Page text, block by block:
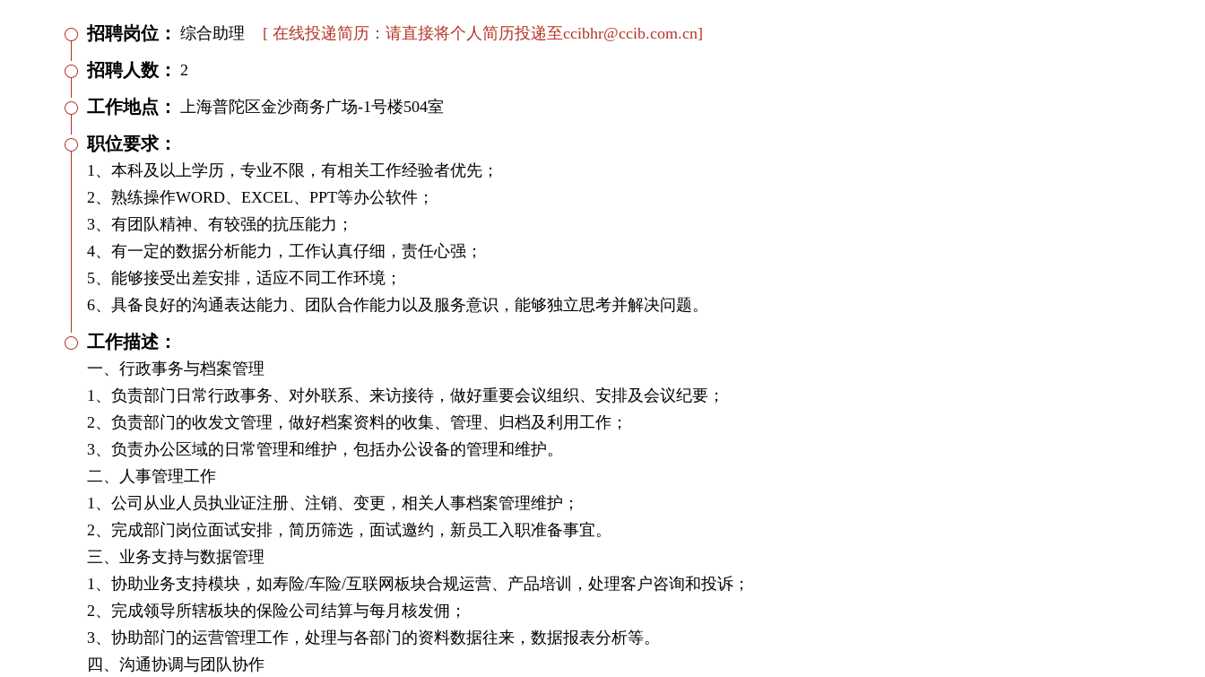
招聘岗位： 综合助理 [ 在线投递简历：请直接将个人简历投递至ccibhr@ccib.com.cn]
招聘人数： 2
工作地点： 上海普陀区金沙商务广场-1号楼504室
职位要求：
1、本科及以上学历，专业不限，有相关工作经验者优先；
2、熟练操作WORD、EXCEL、PPT等办公软件；
3、有团队精神、有较强的抗压能力；
4、有一定的数据分析能力，工作认真仔细，责任心强；
5、能够接受出差安排，适应不同工作环境；
6、具备良好的沟通表达能力、团队合作能力以及服务意识，能够独立思考并解决问题。
工作描述：
一、行政事务与档案管理
1、负责部门日常行政事务、对外联系、来访接待，做好重要会议组织、安排及会议纪要；
2、负责部门的收发文管理，做好档案资料的收集、管理、归档及利用工作；
3、负责办公区域的日常管理和维护，包括办公设备的管理和维护。
二、人事管理工作
1、公司从业人员执业证注册、注销、变更，相关人事档案管理维护；
2、完成部门岗位面试安排，简历筛选，面试邀约，新员工入职准备事宜。
三、业务支持与数据管理
1、协助业务支持模块，如寿险/车险/互联网板块合规运营、产品培训，处理客户咨询和投诉；
2、完成领导所辖板块的保险公司结算与每月核发佣；
3、协助部门的运营管理工作，处理与各部门的资料数据往来，数据报表分析等。
四、沟通协调与团队协作